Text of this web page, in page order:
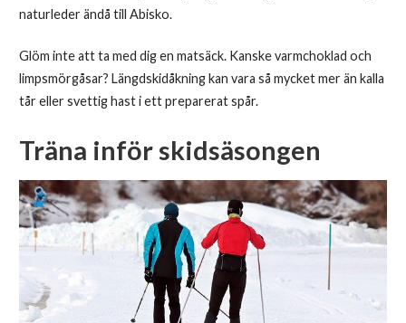
naturleder ändå till Abisko.
Glöm inte att ta med dig en matsäck. Kanske varmchoklad och
limpsmörgåsar? Längdskidåkning kan vara så mycket mer än kalla
tår eller svettig hast i ett preparerat spår.
Träna inför skidsäsongen